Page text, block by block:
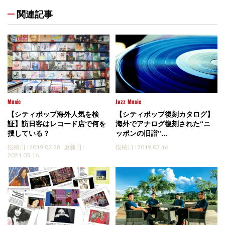
関連記事
Music
【シティポップ海外人気を検
証】訪日客はレコード店で何を
捜している？
投稿日 : 2019.02.28 更新日 :
2021.03.16
Jazz Music
【シティポップ復刻カタログ】
海外でアナログ復刻された“ニ
ッポンの旧譜”...
投稿日 : 2019.03.16